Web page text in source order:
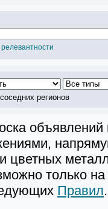
регионов
цветных
только на
Правил.